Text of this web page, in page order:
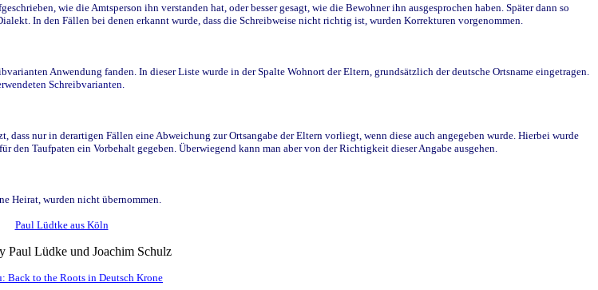
wie die Amtsperson ihn verstanden hat, oder besser gesagt, wie die Bewohner ihn ausgesprochen haben. Später dann so
In den Fällen bei denen erkannt wurde, dass die Schreibweise nicht richtig ist, wurden Korrekturen vorgenommen.
Anwendung fanden. In dieser Liste wurde in der Spalte Wohnort der Eltern, grundsätzlich der deutsche Ortsname eingetragen.
Schreibvarianten.
nur in derartigen Fällen eine Abweichung zur Ortsangabe der Eltern vorliegt, wenn diese auch angegeben wurde. Hierbei wurde
Taufpaten ein Vorbehalt gegeben. Überwiegend kann man aber von der Richtigkeit dieser Angabe ausgehen.
Heirat, wurden nicht übernommen.
Paul Lüdtke aus Köln
Paul Lüdke und Joachim Schulz
Back to the Roots in Deutsch Krone